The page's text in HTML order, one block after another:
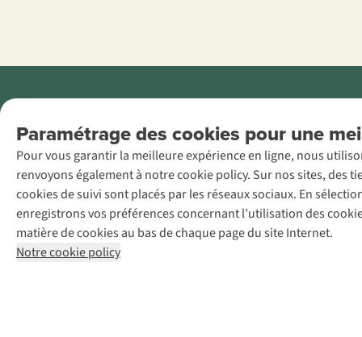
Paramétrage des cookies pour une
Pour vous garantir la meilleure expérience en ligne, nous
renvoyons également à notre cookie policy. Sur nos sites, des
cookies de suivi sont placés par les réseaux sociaux. En
enregistrons vos préférences concernant l’utilisation des
matière de cookies au bas de chaque page du site Internet.
Notre cookie policy
AS Adventure
France SAS,
Rue du Vieux
Faubourg 14, F-
59000 Lille
+32 (0)3 828
30 15